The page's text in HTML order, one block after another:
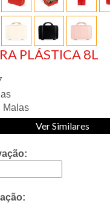
PLÁSTICA 8L
Malas
Ver Similares